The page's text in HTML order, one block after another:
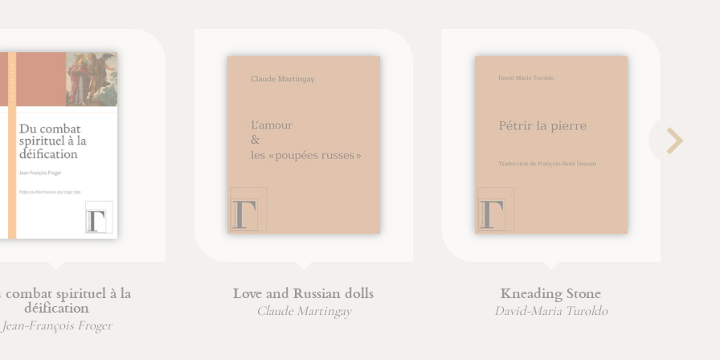
Stein, deep in soul The Buddha of Compassion Jonas
Christian (Père) Wyler